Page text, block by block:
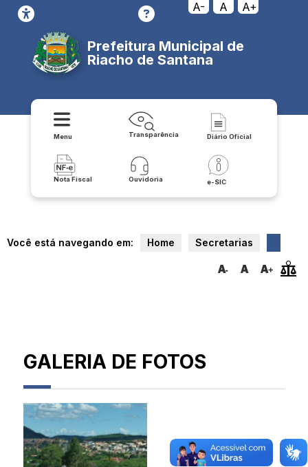
A- A A+
Prefeitura Municipal de
Riacho de Santana
Menu Transparência Diário Oficial
Nota Fiscal Ouvidoria e-SIC
Você está navegando em: Home Secretarias
GALERIA DE FOTOS